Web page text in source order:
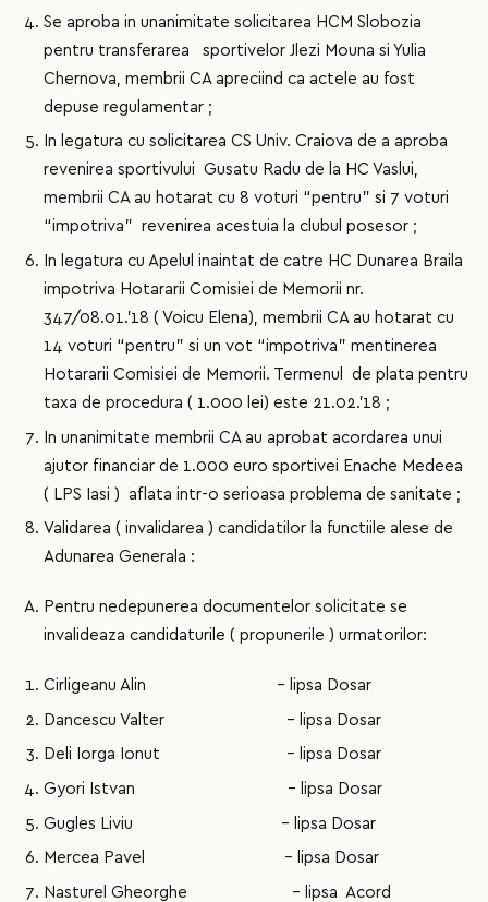
Se aproba in unanimitate solicitarea HCM Slobozia
pentru transferarea sportivelor Jlezi Mouna si Yulia
Chernova, membrii CA apreciind ca actele au fost
depuse regulamentar ;
In legatura cu solicitarea CS Univ. Craiova de a aproba
revenirea sportivului Gusatu Radu de la HC Vaslui,
membrii CA au hotarat cu 8 voturi “pentru” si 7 voturi
“impotriva” revenirea acestuia la clubul posesor ;
In legatura cu Apelul inaintat de catre HC Dunarea Braila
impotriva Hotararii Comisiei de Memorii nr.
347/08.01.’18 ( Voicu Elena), membrii CA au hotarat cu
14 voturi “pentru” si un vot “impotriva” mentinerea
Hotararii Comisiei de Memorii. Termenul de plata pentru
taxa de procedura ( 1.000 lei) este 21.02.’18 ;
In unanimitate membrii CA au aprobat acordarea unui
ajutor financiar de 1.000 euro sportivei Enache Medeea
( LPS Iasi ) aflata intr-o serioasa problema de sanitate ;
Validarea ( invalidarea ) candidatilor la functiile alese de
Adunarea Generala :
Pentru nedepunerea documentelor solicitate se
invalideaza candidaturile ( propunerile ) urmatorilor:
Cirligeanu Alin - lipsa Dosar
Dancescu Valter - lipsa Dosar
Deli Iorga Ionut - lipsa Dosar
Gyori Istvan - lipsa Dosar
Gugles Liviu - lipsa Dosar
Mercea Pavel - lipsa Dosar
Nasturel Gheorghe - lipsa Acord